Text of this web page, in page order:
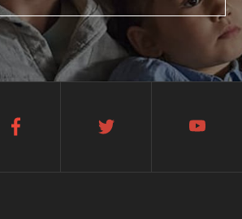
facebook twitter youtube